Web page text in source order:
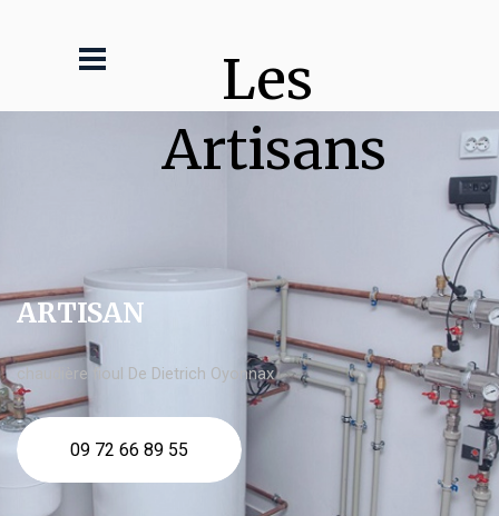
Les
Artisans
ARTISAN
chaudière fioul De Dietrich Oyonnax
09 72 66 89 55